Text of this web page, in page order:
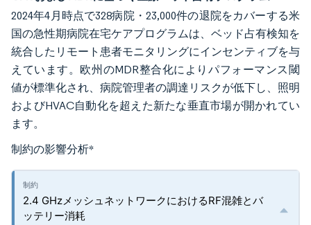
2024年4月時点で328病院・23,000件の退院をカバーする米
国の急性期病院在宅ケアプログラムは、ベッド占有検知を
統合したリモート患者モニタリングにインセンティブを与
えています。欧州のMDR整合化によりパフォーマンス閾
値が標準化され、病院管理者の調達リスクが低下し、照明
およびHVAC自動化を超えた新たな垂直市場が開かれてい
ます。
制約の影響分析*
2.4 GHzメッシュネットワークにおけるRF混雑とバ
ッテリー消耗